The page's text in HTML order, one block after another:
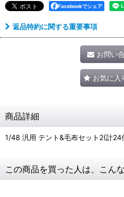
Facebookでシェア
返品特約に関する重要事項
お問い
お気に入
商品詳細
1/48 汎用 テント&毛布セット2(計24
この商品を買った人は、こん